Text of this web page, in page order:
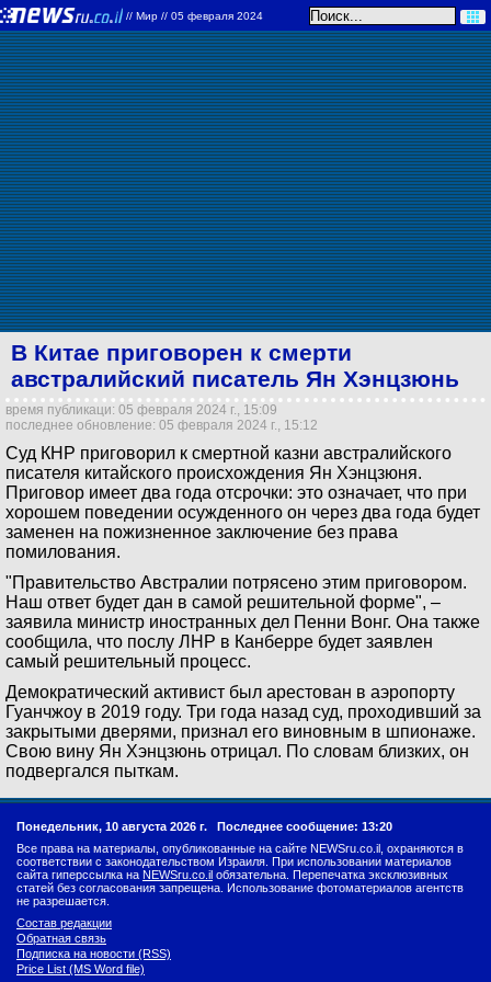
// Мир // 05 февраля 2024
В Китае приговорен к смерти
австралийский писатель Ян Хэнцзюнь
время публикаци: 05 февраля 2024 г., 15:09
последнее обновление: 05 февраля 2024 г., 15:12
Суд КНР приговорил к смертной казни австралийского
писателя китайского происхождения Ян Хэнцзюня.
Приговор имеет два года отсрочки: это означает, что при
хорошем поведении осужденного он через два года будет
заменен на пожизненное заключение без права
помилования.
"Правительство Австралии потрясено этим приговором.
Наш ответ будет дан в самой решительной форме", –
заявила министр иностранных дел Пенни Вонг. Она также
сообщила, что послу ЛНР в Канберре будет заявлен
самый решительный процесс.
Демократический активист был арестован в аэропорту
Гуанчжоу в 2019 году. Три года назад суд, проходивший за
закрытыми дверями, признал его виновным в шпионаже.
Свою вину Ян Хэнцзюнь отрицал. По словам близких, он
подвергался пыткам.
Понедельник, 10 августа 2026 г. Последнее сообщение: 13:20
Все права на материалы, опубликованные на сайте NEWSru.co.il, охраняются в
соответствии с законодательством Израиля. При использовании материалов
сайта гиперссылка на NEWSru.co.il обязательна. Перепечатка эксклюзивных
статей без согласования запрещена. Использование фотоматериалов агентств
не разрешается.
Состав редакции
Обратная связь
Подписка на новости (RSS)
Price List (MS Word file)